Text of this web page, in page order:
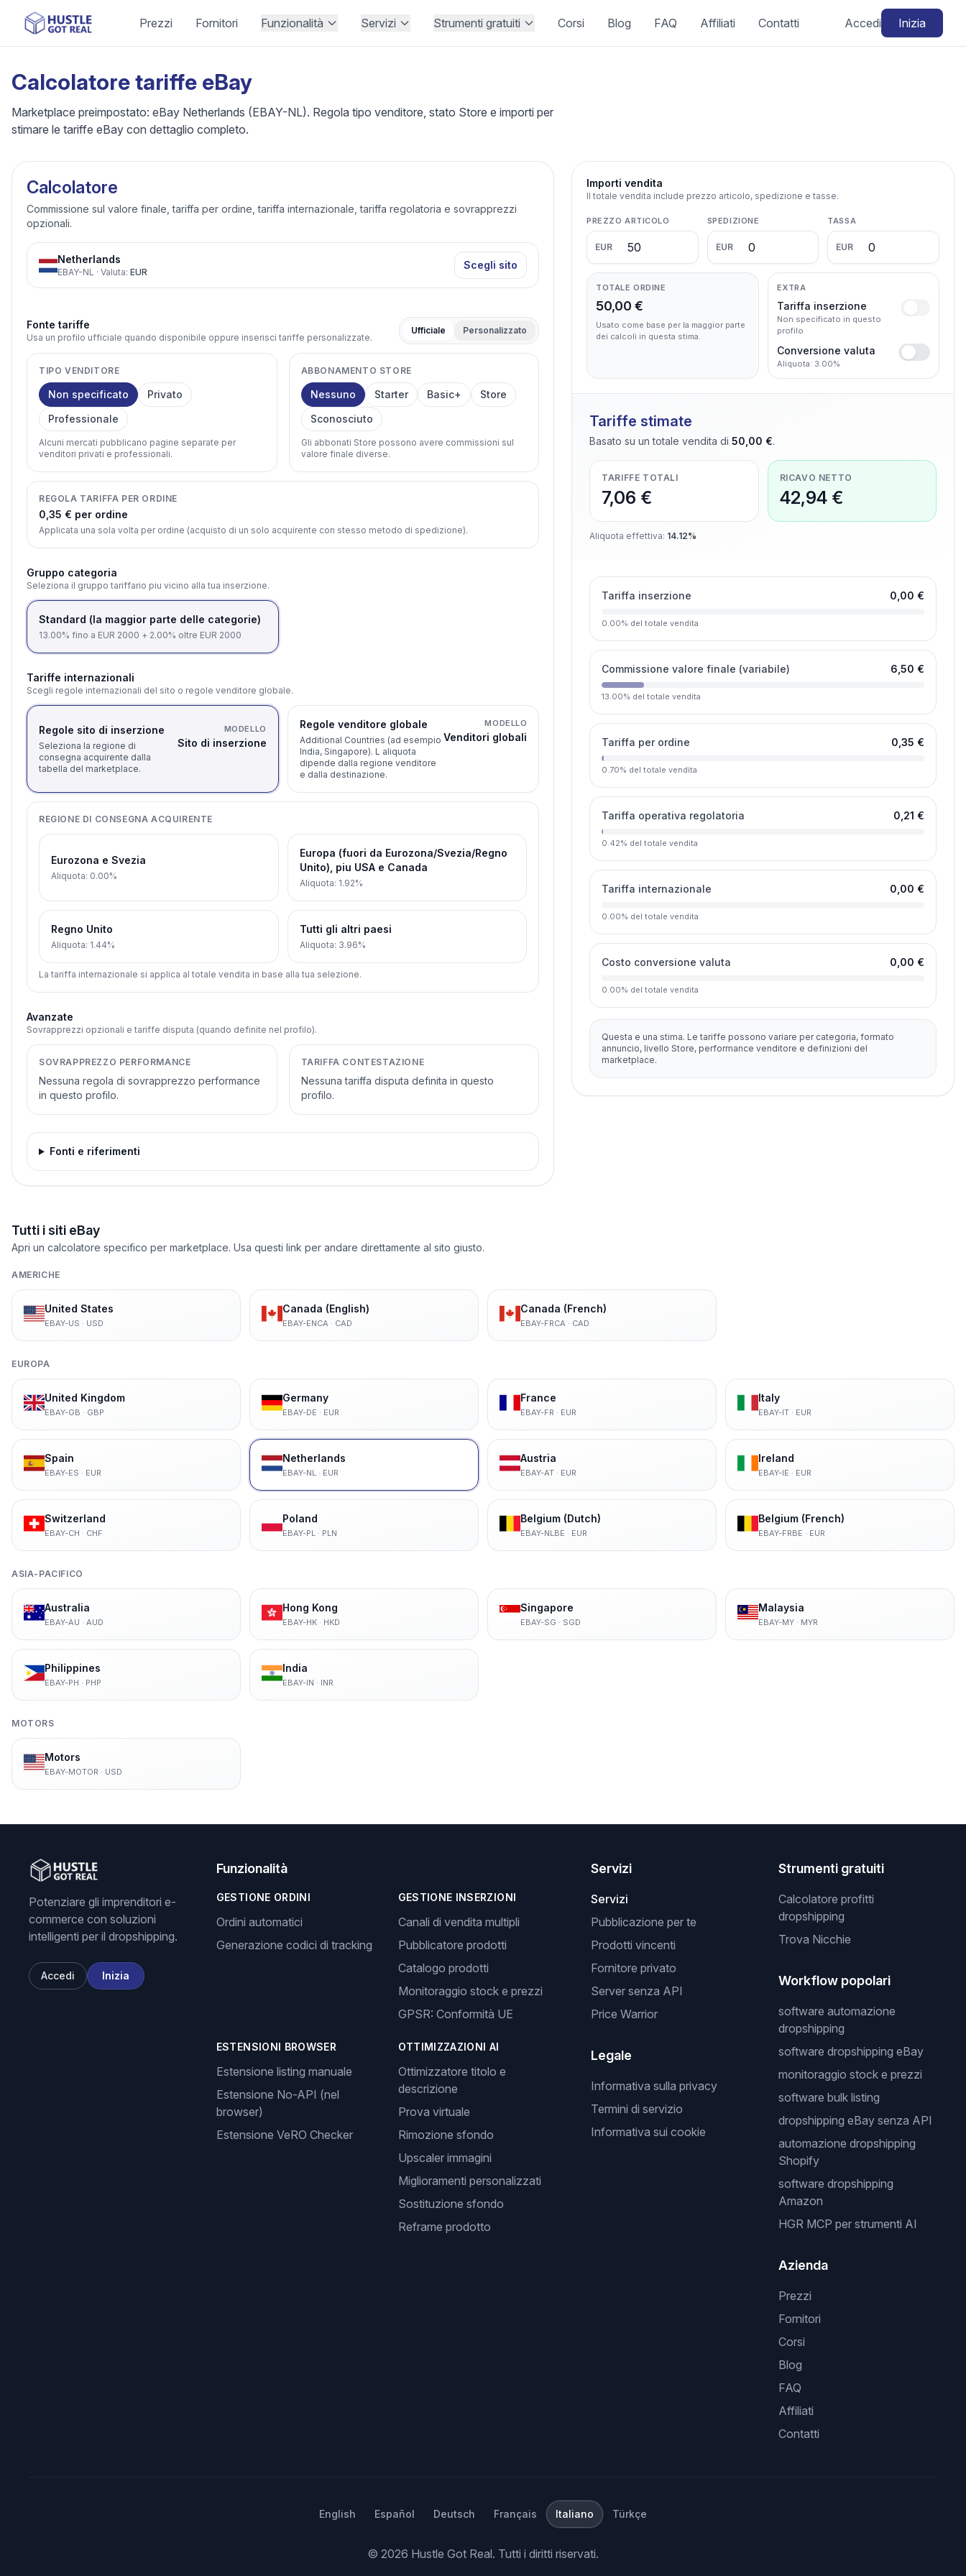
Prezzi Fornitori Funzionalità Servizi Strumenti gratuiti Corsi Blog FAQ Affiliati Contatti Accedi Inizia
Calcolatore tariffe eBay
Marketplace preimpostato: eBay Netherlands (EBAY-NL). Regola tipo venditore, stato Store e importi per
stimare le tariffe eBay con dettaglio completo.
Calcolatore
Commissione sul valore finale, tariffa per ordine, tariffa internazionale, tariffa regolatoria e sovrapprezzi
opzionali.
Netherlands
EBAY-NL · Valuta: EUR
Scegli sito
Fonte tariffe
Usa un profilo ufficiale quando disponibile oppure inserisci tariffe personalizzate.
Ufficiale Personalizzato
TIPO VENDITORE
Non specificato
Privato
Professionale
Alcuni mercati pubblicano pagine separate per
venditori privati e professionali.
ABBONAMENTO STORE
Nessuno Starter Basic+
Store
Sconosciuto
Gli abbonati Store possono avere commissioni sul
valore finale diverse.
REGOLA TARIFFA PER ORDINE
0,35 € per ordine
Applicata una sola volta per ordine (acquisto di un solo acquirente con stesso metodo di spedizione).
Gruppo categoria
Seleziona il gruppo tariffario piu vicino alla tua inserzione.
Standard (la maggior parte delle categorie)
13.00% fino a EUR 2000 + 2.00% oltre EUR 2000
Tariffe internazionali
Scegli regole internazionali del sito o regole venditore globale.
Regole sito di inserzione
Seleziona la regione di
consegna acquirente dalla
tabella del marketplace.
MODELLO
Sito di inserzione
Regole venditore globale
Additional Countries (ad esempio
India, Singapore). L aliquota
dipende dalla regione venditore
e dalla destinazione.
MODELLO
Venditori globali
REGIONE DI CONSEGNA ACQUIRENTE
Eurozona e Svezia
Aliquota: 0.00%
Europa (fuori da Eurozona/Svezia/Regno
Unito), piu USA e Canada
Aliquota: 1.92%
Regno Unito
Aliquota: 1.44%
Tutti gli altri paesi
Aliquota: 3.96%
La tariffa internazionale si applica al totale vendita in base alla tua selezione.
Avanzate
Sovrapprezzi opzionali e tariffe disputa (quando definite nel profilo).
SOVRAPPREZZO PERFORMANCE
Nessuna regola di sovrapprezzo performance
in questo profilo.
TARIFFA CONTESTAZIONE
Nessuna tariffa disputa definita in questo
profilo.
Fonti e riferimenti
Importi vendita
Il totale vendita include prezzo articolo, spedizione e tasse.
PREZZO ARTICOLO
EUR
SPEDIZIONE
EUR
TASSA
EUR
TOTALE ORDINE
50,00 €
Usato come base per la maggior parte
dei calcoli in questa stima.
EXTRA
Tariffa inserzione
Non specificato in questo
profilo
Conversione valuta
Aliquota: 3.00%
Tariffe stimate
Basato su un totale vendita di 50,00 €.
TARIFFE TOTALI
7,06 €
RICAVO NETTO
42,94 €
Aliquota effettiva: 14.12%
Tariffa inserzione 0,00 €
0.00% del totale vendita
Commissione valore finale (variabile) 6,50 €
13.00% del totale vendita
Tariffa per ordine 0,35 €
0.70% del totale vendita
Tariffa operativa regolatoria 0,21 €
0.42% del totale vendita
Tariffa internazionale 0,00 €
0.00% del totale vendita
Costo conversione valuta 0,00 €
0.00% del totale vendita
Questa e una stima. Le tariffe possono variare per categoria, formato
annuncio, livello Store, performance venditore e definizioni del
marketplace.
Tutti i siti eBay
Apri un calcolatore specifico per marketplace. Usa questi link per andare direttamente al sito giusto.
AMERICHE
United States
EBAY-US · USD
Canada (English)
EBAY-ENCA · CAD
Canada (French)
EBAY-FRCA · CAD
EUROPA
United Kingdom
EBAY-GB · GBP
Germany
EBAY-DE · EUR
France
EBAY-FR · EUR
Italy
EBAY-IT· EUR
Spain
EBAY-ES · EUR
Netherlands
EBAY-NL· EUR
Austria
EBAY-AT· EUR
Ireland
EBAY-IE · EUR
Switzerland
EBAY-CH · CHF
Poland
EBAY-PL· PLN
Belgium (Dutch)
EBAY-NLBE · EUR
Belgium (French)
EBAY-FRBE · EUR
ASIA-PACIFICO
Australia
EBAY-AU · AUD
Hong Kong
EBAY-HK· HKD
Singapore
EBAY-SG · SGD
Malaysia
EBAY-MY· MYR
Philippines
EBAY-PH · PHP
India
EBAY-IN · INR
MOTORS
Motors
EBAY-MOTOR · USD
Potenziare gli imprenditori e-
commerce con soluzioni
intelligenti per il dropshipping.
Accedi Inizia
Funzionalità
GESTIONE ORDINI
Ordini automatici
Generazione codici di tracking
GESTIONE INSERZIONI
Canali di vendita multipli
Pubblicatore prodotti
Catalogo prodotti
Monitoraggio stock e prezzi
GPSR: Conformità UE
ESTENSIONI BROWSER
Estensione listing manuale
Estensione No-API (nel
browser)
Estensione VeRO Checker
OTTIMIZZAZIONI AI
Ottimizzatore titolo e
descrizione
Prova virtuale
Rimozione sfondo
Upscaler immagini
Miglioramenti personalizzati
Sostituzione sfondo
Reframe prodotto
Servizi
Servizi
Pubblicazione per te
Prodotti vincenti
Fornitore privato
Server senza API
Price Warrior
Legale
Informativa sulla privacy
Termini di servizio
Informativa sui cookie
Strumenti gratuiti
Calcolatore profitti
dropshipping
Trova Nicchie
Workflow popolari
software automazione
dropshipping
software dropshipping eBay
monitoraggio stock e prezzi
software bulk listing
dropshipping eBay senza API
automazione dropshipping
Shopify
software dropshipping
Amazon
HGR MCP per strumenti AI
Azienda
Prezzi
Fornitori
Corsi
Blog
FAQ
Affiliati
Contatti
English Español Deutsch Français Italiano Türkçe
© 2026 Hustle Got Real. Tutti i diritti riservati.